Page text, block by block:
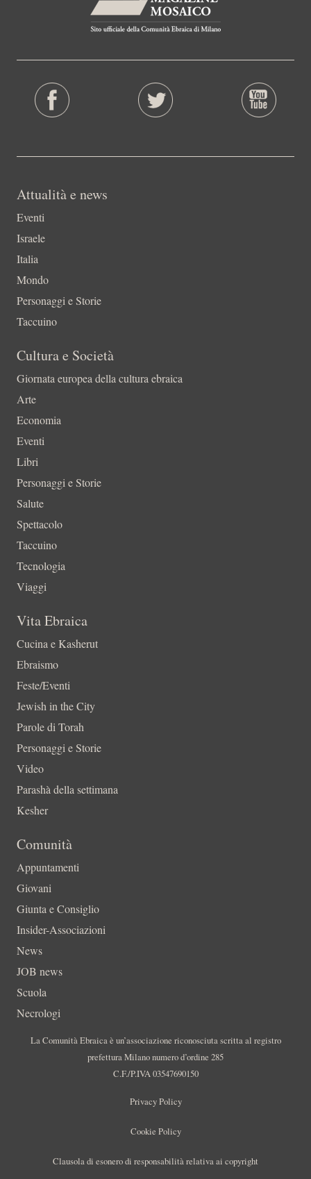
Attualità e news
Eventi
Israele
Italia
Mondo
Personaggi e Storie
Taccuino
Cultura e Società
Giornata europea della cultura ebraica
Arte
Economia
Eventi
Libri
Personaggi e Storie
Salute
Spettacolo
Taccuino
Tecnologia
Viaggi
Vita Ebraica
Cucina e Kasherut
Ebraismo
Feste/Eventi
Jewish in the City
Parole di Torah
Personaggi e Storie
Video
Parashà della settimana
Kesher
Comunità
Appuntamenti
Giovani
Giunta e Consiglio
Insider-Associazioni
News
JOB news
Scuola
Necrologi
La Comunità Ebraica è un’associazione riconosciuta scritta al registro
prefettura Milano numero d’ordine 285
C.F./P.IVA 03547690150
Privacy Policy
Cookie Policy
Clausola di esonero di responsabilità relativa ai copyright